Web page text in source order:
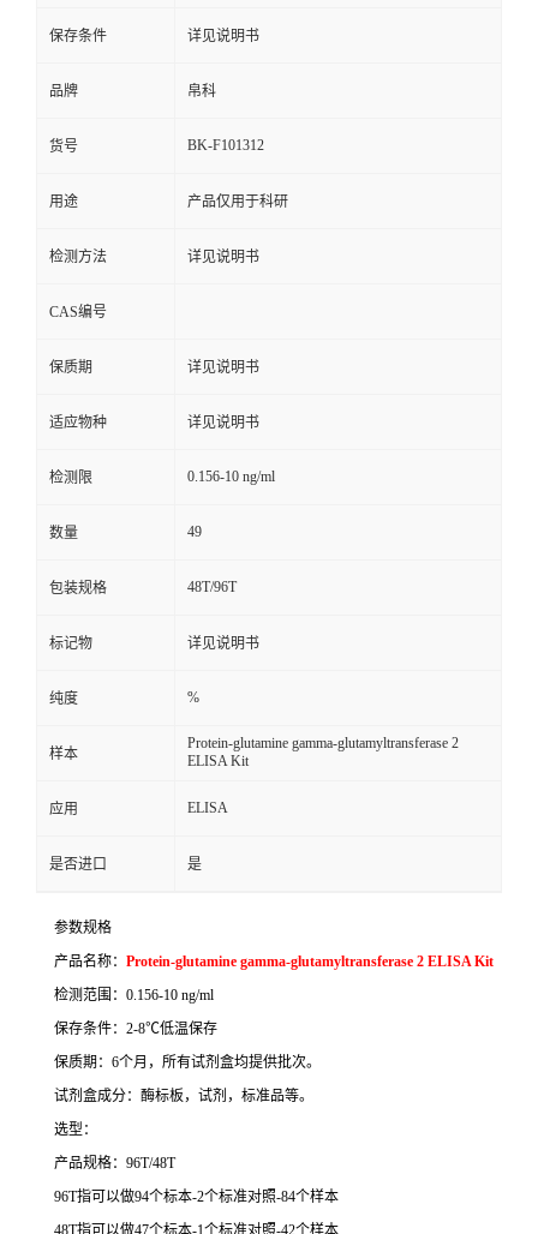
保存条件 详见说明书
品牌 帛科
货号 BK-F101312
用途 产品仅用于科研
检测方法 详见说明书
CAS编号
保质期 详见说明书
适应物种 详见说明书
检测限 0.156-10 ng/ml
数量 49
包装规格 48T/96T
标记物 详见说明书
纯度 %
样本
Protein-glutamine gamma-glutamyltransferase 2
ELISA Kit
应用 ELISA
是否进口 是
参数规格
产品名称： Protein-glutamine gamma-glutamyltransferase 2 ELISA Kit
检测范围： 0.156-10 ng/ml
保存条件： 2-8℃低温保存
保质期： 6个月，所有试剂盒均提供批次。
试剂盒成分：酶标板，试剂，标准品等。
选型：
产品规格： 96T/48T
96T指可以做94个标本-2个标准对照-84个样本
48T指可以做47个标本-1个标准对照-42个样本